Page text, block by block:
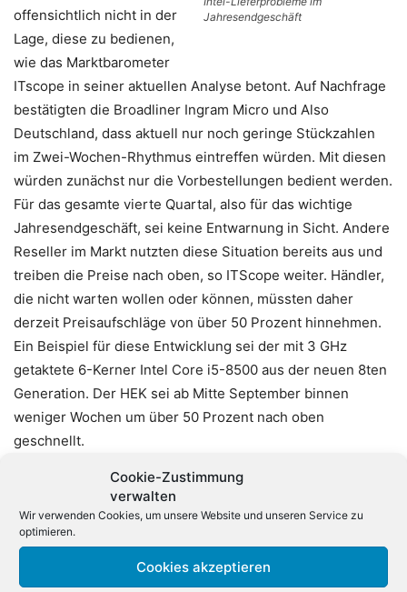
Cookie-Zustimmung
verwalten
Wir verwenden Cookies, um unsere Website und unseren Service zu
optimieren.
Cookies akzeptieren
Jahresendgeschäft
offensichtlich nicht in der
Lage, diese zu bedienen,
wie das Marktbarometer
ITscope in seiner aktuellen Analyse betont. Auf Nachfrage
bestätigten die Broadliner Ingram Micro und Also
Deutschland, dass aktuell nur noch geringe Stückzahlen
im Zwei-Wochen-Rhythmus eintreffen würden. Mit diesen
würden zunächst nur die Vorbestellungen bedient werden.
Für das gesamte vierte Quartal, also für das wichtige
Jahresendgeschäft, sei keine Entwarnung in Sicht. Andere
Reseller im Markt nutzten diese Situation bereits aus und
treiben die Preise nach oben, so ITScope weiter. Händler,
die nicht warten wollen oder können, müssten daher
derzeit Preisaufschläge von über 50 Prozent hinnehmen.
Ein Beispiel für diese Entwicklung sei der mit 3 GHz
getaktete 6-Kerner Intel Core i5-8500 aus der neuen 8ten
Generation. Der HEK sei ab Mitte September binnen
weniger Wochen um über 50 Prozent nach oben
geschnellt.
Doch auch die älteren CPUs seien betroffen: Der Intel
Core i3-6100 sei im Preis fast auf das Doppelte gestiegen.
Spannend wird nun, ob der Konkurrent AMD aus dieser
Situation Kapital schlagen kann. Den Zahlen des
Marktbarometers liegt das Klickverhalten der über 11.000